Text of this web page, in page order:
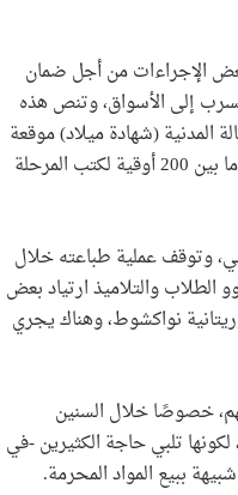
الإجراءات من أجل ضمان
إلى الأسواق، وتنص هذه
المدنية (شهادة ميلاد) موقعة
من طرف مدير المدرسة، فيما تتراوح الأسعار الرمزية للكتب المتوفرة -يقول بويا أحمد- ما بين 200 أوقية لكتب المرحلة
وتوقف عملية طباعته خلال
مع الإصلاح التربوي الذي بدأت تطبيقه سنة 1999، اعتاد ذوو الطلاب والتلاميذ ارتياد بعض
نواكشوط، وهناك يجري
خصوصًا خلال السنين
ضد هذه السوق التي نفذت سنة 2015 للقضاء عليها، لكونها تلبي حاجة الكثيرين -في
ببيع المواد المحرمة.